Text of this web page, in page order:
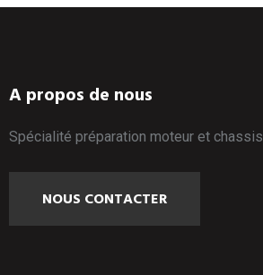
A propos de nous
Spécialité préparation moteur et chassis
NOUS CONTACTER